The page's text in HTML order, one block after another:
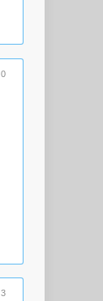
0
3